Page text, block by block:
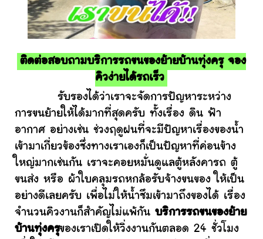
ติดต่อสอบถามบริการรถขนของย้ายบ้านทุ่งครุ จอง
คิวง่ายได้รถเร็ว
รับรองได้ว่าเราจะจัดการปัญหาระหว่าง
การขนย้ายให้ได้มากที่สุดครับ ทั้งเรื่อง ดิน ฟ้า
อากาศ อย่างเช่น ช่วงฤดูฝนที่จะมีปัญหาเรื่องของน้ำ
เข้ามาเกี่ยวข้องซึ่งทางเราเองก็เป็นปัญหาที่ค่อนข้าง
ใหญ่มากเช่นกัน เราจะคอยหมั่นดูแลตู้หลังคารถ ตู้
ขนส่ง หรือ ผ้าใบคลุมรถหกล้อรับจ้างขนของ ให้เป็น
อย่างดีเลยครับ เพื่อไม่ให้น้ำซึมเข้ามาถึงของได้ เรื่อง
จำนวนคิวงานก็สำคัญไม่แพ้กันบริการรถขนของย้าย
บ้านทุ่งครุของเราเปิดให้วิ่งงานกันตลอด 24 ชั่วโมง